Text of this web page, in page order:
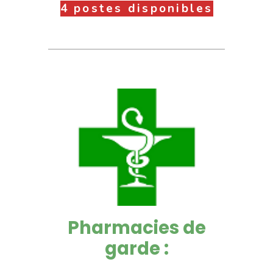
4 postes disponibles
Pharmacies de
garde :